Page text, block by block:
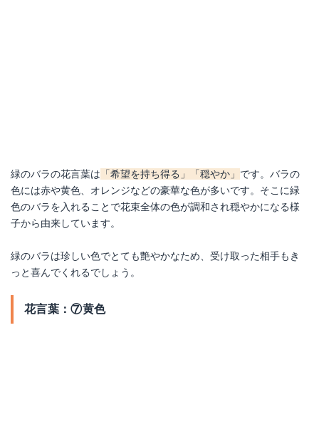
緑のバラの花言葉は 「希望を持ち得る」「穏やか」 です。バラの
色には赤や黄色、オレンジなどの豪華な色が多いです。そこに緑
色のバラを入れることで花束全体の色が調和され穏やかになる様
子から由来しています。
緑のバラは珍しい色でとても艶やかなため、受け取った相手もき
っと喜んでくれるでしょう。
花言葉：⑦黄色